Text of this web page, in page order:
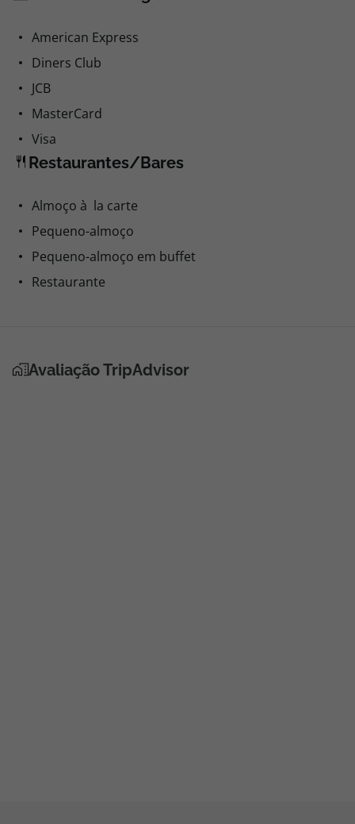
American Express
Diners Club
JCB
MasterCard
Visa
Restaurantes/Bares
Almoço à la carte
Pequeno-almoço
Pequeno-almoço em buffet
Restaurante
Avaliação TripAdvisor